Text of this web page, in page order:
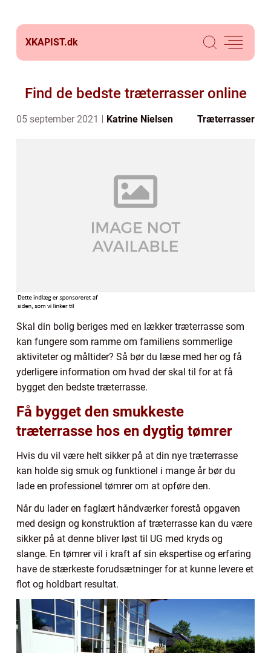
XKAPIST.dk
Find de bedste træterrasser online
05 september 2021 Katrine Nielsen Træterrasser
Skal din bolig beriges med en lækker træterrasse som
kan fungere som ramme om familiens sommerlige
aktiviteter og måltider? Så bør du læse med her og få
yderligere information om hvad der skal til for at få
bygget den bedste træterrasse.
Få bygget den smukkeste
træterrasse hos en dygtig tømrer
Hvis du vil være helt sikker på at din nye træterrasse
kan holde sig smuk og funktionel i mange år bør du
lade en professionel tømrer om at opføre den.
Når du lader en faglært håndværker forestå opgaven
med design og konstruktion af træterrasse kan du være
sikker på at denne bliver løst til UG med kryds og
slange. En tømrer vil i kraft af sin ekspertise og erfaring
have de stærkeste forudsætninger for at kunne levere et
flot og holdbart resultat.